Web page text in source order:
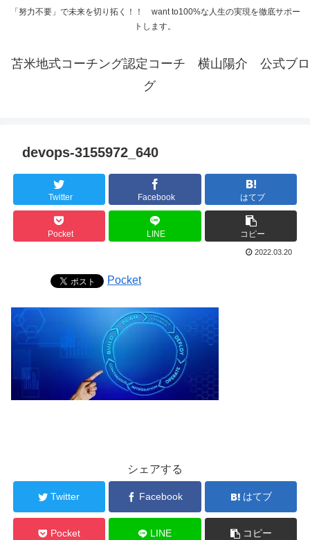
「努力不要」で未来を切り拓く！！ want to100%な人生の実現を徹底サポー
トします。
苫米地式コーチング認定コーチ 横山陽介 公式ブロ
グ
devops-3155972_640
Twitter Facebook はてブ
Pocket LINE コピー
2022.03.20
Pocket
シェアする
Twitter Facebook はてブ
Pocket LINE コピー